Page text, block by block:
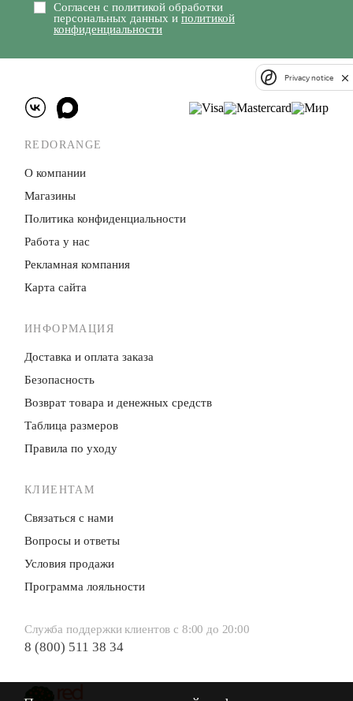
Согласен с политикой обработки
персональных данных и политикой
конфиденциальности
REDORANGE
О компании
Магазины
Политика конфиденци­альности
Работа у нас
Рекламная компания
Карта сайта
ИНФОРМАЦИЯ
Доставка и оплата заказа
Безопасность
Возврат товара и денежных средств
Таблица размеров
Правила по уходу
КЛИЕНТАМ
Связаться с нами
Вопросы и ответы
Условия продажи
Программа лояльности
Служба поддержки клиентов с 8:00 до 20:00
8 (800) 511 38 34
Privacy notice